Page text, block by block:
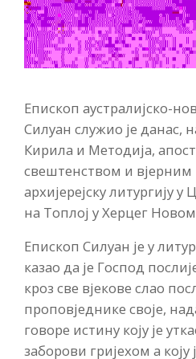
Епископ аустралијско-
Силуан служио је данас,
Кирила и Методија,
свештенством и
архијерејску литургију
на Топлој у Херцег
Епископ Силуан је у
казао да је Господ
кроз све вјекове слао
проповједнике своје,
говоре истину коју је
заборови гријехом а коју